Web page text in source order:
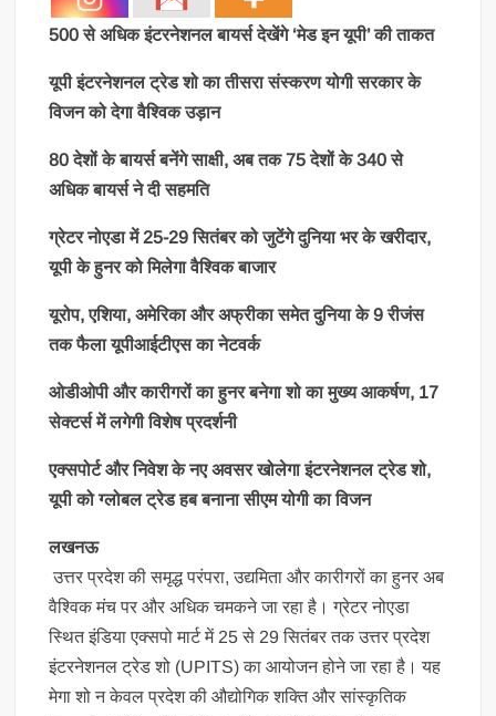
500 से अधिक इंटरनेशनल बायर्स देखेंगे ‘मेड इन यूपी’ की ताकत
यूपी इंटरनेशनल ट्रेड शो का तीसरा संस्करण योगी सरकार के
विजन को देगा वैश्विक उड़ान
80 देशों के बायर्स बनेंगे साक्षी, अब तक 75 देशों के 340 से
अधिक बायर्स ने दी सहमति
ग्रेटर नोएडा में 25-29 सितंबर को जुटेंगे दुनिया भर के खरीदार,
यूपी के हुनर को मिलेगा वैश्विक बाजार
यूरोप, एशिया, अमेरिका और अफ्रीका समेत दुनिया के 9 रीजंस
तक फैला यूपीआईटीएस का नेटवर्क
ओडीओपी और कारीगरों का हुनर बनेगा शो का मुख्य आकर्षण, 17
सेक्टर्स में लगेगी विशेष प्रदर्शनी
एक्सपोर्ट और निवेश के नए अवसर खोलेगा इंटरनेशनल ट्रेड शो,
यूपी को ग्लोबल ट्रेड हब बनाना सीएम योगी का विजन
लखनऊ
उत्तर प्रदेश की समृद्ध परंपरा, उद्यमिता और कारीगरों का हुनर अब
वैश्विक मंच पर और अधिक चमकने जा रहा है। ग्रेटर नोएडा
स्थित इंडिया एक्सपो मार्ट में 25 से 29 सितंबर तक उत्तर प्रदेश
इंटरनेशनल ट्रेड शो (UPITS) का आयोजन होने जा रहा है। यह
मेगा शो न केवल प्रदेश की औद्योगिक शक्ति और सांस्कृतिक